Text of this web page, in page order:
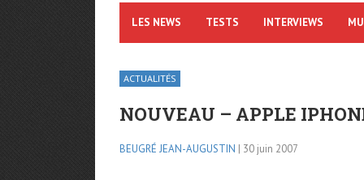
LES NEWS TESTS INTERVIEWS
ACTUALITÉS
NOUVEAU – APPLE
BEUGRÉ JEAN-AUGUSTIN | 30 juin 2007